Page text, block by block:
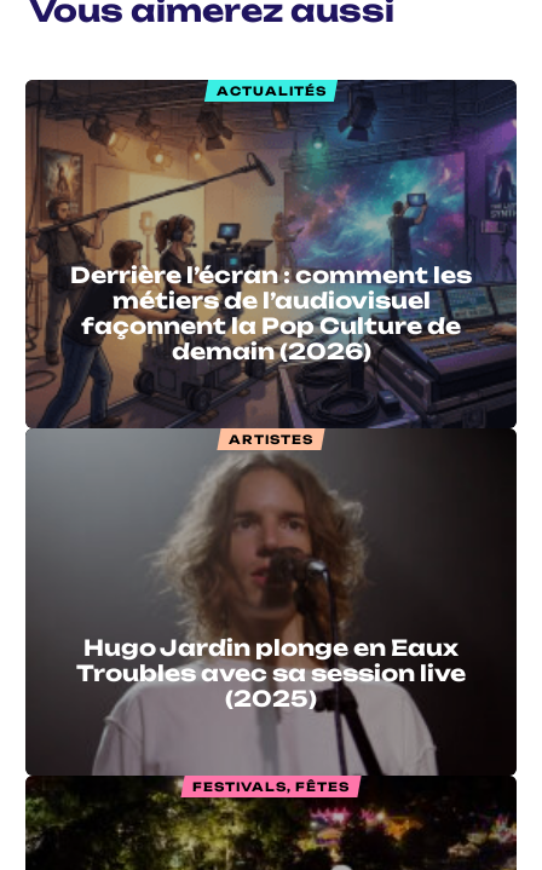
Vous aimerez aussi
ACTUALITÉS
Derrière l’écran : comment les
métiers de l’audiovisuel
façonnent la Pop Culture de
demain (2026)
ARTISTES
Hugo Jardin plonge en Eaux
Troubles avec sa session live
(2025)
FESTIVALS, FÊTES